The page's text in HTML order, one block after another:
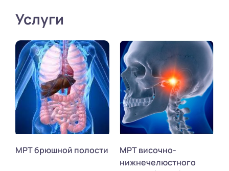
Услуги
МРТ брюшной полости
МРТ височно-
нижнечелюстного